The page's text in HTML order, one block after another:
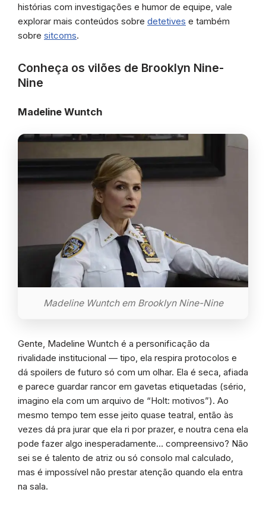
histórias com investigações e humor de equipe, vale
explorar mais conteúdos sobre detetives e também
sobre sitcoms.
Conheça os vilões de Brooklyn Nine-
Nine
Madeline Wuntch
Madeline Wuntch em Brooklyn Nine-Nine
Gente, Madeline Wuntch é a personificação da
rivalidade institucional — tipo, ela respira protocolos e
dá spoilers de futuro só com um olhar. Ela é seca, afiada
e parece guardar rancor em gavetas etiquetadas (sério,
imagino ela com um arquivo de “Holt: motivos”). Ao
mesmo tempo tem esse jeito quase teatral, então às
vezes dá pra jurar que ela ri por prazer, e noutra cena ela
pode fazer algo inesperadamente… compreensivo? Não
sei se é talento de atriz ou só consolo mal calculado,
mas é impossível não prestar atenção quando ela entra
na sala.